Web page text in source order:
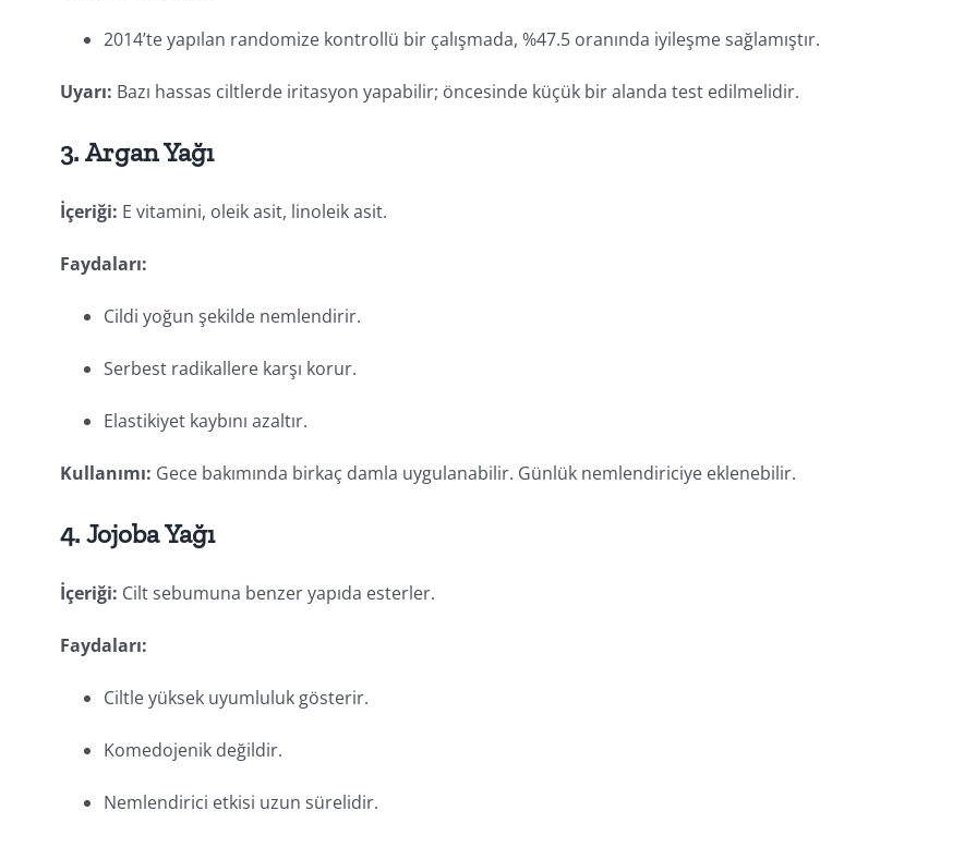
2014’te yapılan randomize kontrollü bir çalışmada, %47.5 oranında iyileşme sağlamıştır.
Uyarı: Bazı hassas ciltlerde iritasyon yapabilir; öncesinde küçük bir alanda test edilmelidir.
3.Argan Yağı
İçeriği: E vitamini, oleik asit, linoleik asit.
Faydaları:
Cildi yoğun şekilde nemlendirir.
Serbest radikallere karşı korur.
Elastikiyet kaybını azaltır.
Kullanımı: Gece bakımında birkaç damla uygulanabilir. Günlük nemlendiriciye eklenebilir.
4.Jojoba Yağı
İçeriği: Cilt sebumuna benzer yapıda esterler.
Faydaları:
Ciltle yüksek uyumluluk gösterir.
Komedojenik değildir.
Nemlendirici etkisi uzun sürelidir.